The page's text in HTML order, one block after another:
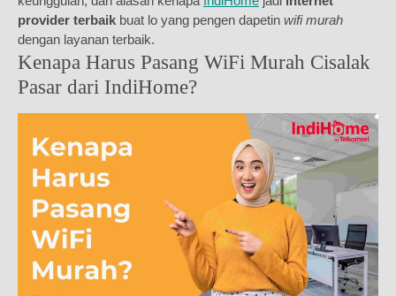
provider terbaik buat lo yang pengen dapetin wifi murah
dengan layanan terbaik.
Kenapa Harus Pasang WiFi Murah Cisalak
Pasar dari IndiHome?